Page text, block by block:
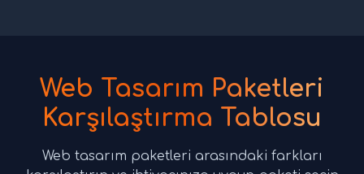
Web Tasarım Paketleri
Karşılaştırma Tablosu
Web tasarım paketleri arasındaki farkları